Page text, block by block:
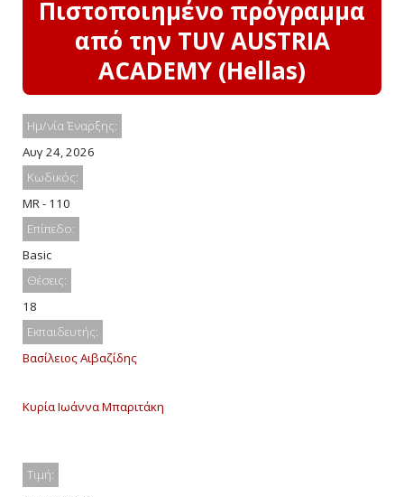
Πιστοποιημένο πρόγραμμα
από την TUV AUSTRIA
ACADEMY (Hellas)
Ημ/νία Έναρξης:
Αυγ 24, 2026
Κωδικός:
MR - 110
Επίπεδο:
Basic
Θέσεις:
18
Εκπαιδευτής:
Βασίλειος Αιβαζίδης
Κυρία Ιωάννα Μπαριτάκη
Τιμή: